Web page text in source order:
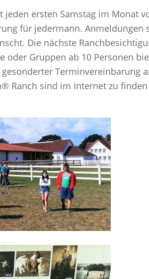
ersten Samstag im Monat
für jedermann. Anmeldungen
Die nächste
oder Gruppen ab 10 Personen
Terminvereinbarung
Ranch sind im Internet zu